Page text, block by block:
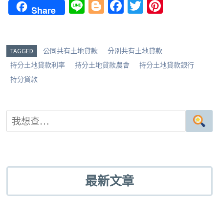
Share
Li Bl
g
er
Fa
o
o
T
er
t
TAGGED 公同共有土地貸款
分別共有土地貸款
持分土地貸款利率
持分土地貸款農會
持分土地貸款銀行
持分貸款
最新文章